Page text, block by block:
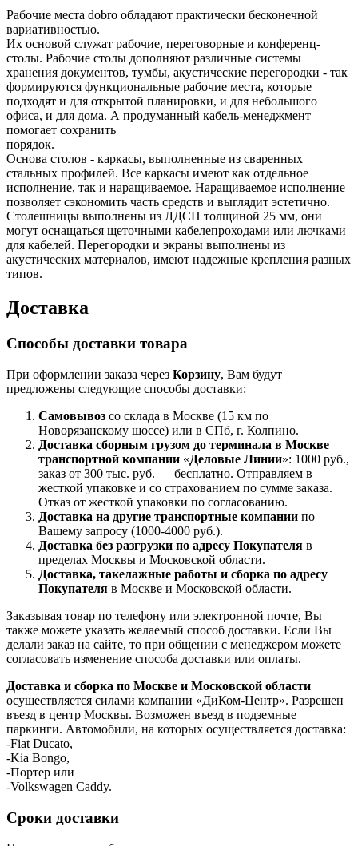
Рабочие места dobro обладают практически бесконечной
вариативностью.
Их основой служат рабочие, переговорные и конференц-
столы. Рабочие столы дополняют различные системы
хранения документов, тумбы, акустические перегородки - так
формируются функциональные рабочие места, которые
подходят и для открытой планировки, и для небольшого
офиса, и для дома. А продуманный кабель-менеджмент
помогает сохранить
порядок.
Основа столов - каркасы, выполненные из сваренных
стальных профилей. Все каркасы имеют как отдельное
исполнение, так и наращиваемое. Наращиваемое исполнение
позволяет сэкономить часть средств и выглядит эстетично.
Столешницы выполнены из ЛДСП толщиной 25 мм, они
могут оснащаться щеточными кабелепроходами или лючками
для кабелей. Перегородки и экраны выполнены из
акустических материалов, имеют надежные крепления разных
типов.
Доставка
Способы доставки товара
При оформлении заказа через Корзину, Вам будут
предложены следующие способы доставки:
Самовывоз со склада в Москве (15 км по
Новорязанскому шоссе) или в СПб, г. Колпино.
Доставка сборным грузом до терминала в Москве
транспортной компании «Деловые Линии»: 1000 руб.,
заказ от 300 тыс. руб. — бесплатно. Отправляем в
жесткой упаковке и со страхованием по сумме заказа.
Отказ от жесткой упаковки по согласованию.
Доставка на другие транспортные компании по
Вашему запросу (1000-4000 руб.).
Доставка без разгрузки по адресу Покупателя в
пределах Москвы и Московской области.
Доставка, такелажные работы и сборка по адресу
Покупателя в Москве и Московской области.
Заказывая товар по телефону или электронной почте, Вы
также можете указать желаемый способ доставки. Если Вы
делали заказ на сайте, то при общении с менеджером можете
согласовать изменение способа доставки или оплаты.
Доставка и сборка по Москве и Московской области
осуществляется силами компании «ДиКом-Центр». Разрешен
въезд в центр Москвы. Возможен въезд в подземные
паркинги. Автомобили, на которых осуществляется доставка:
-Fiat Ducato,
-Kia Bongo,
-Портер или
-Volkswagen Caddy.
Сроки доставки